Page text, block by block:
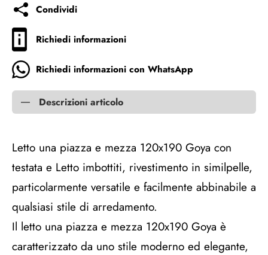
Condividi
Richiedi informazioni
Richiedi informazioni con WhatsApp
Descrizioni articolo
Letto una piazza e mezza 120x190 Goya con
testata e Letto imbottiti, rivestimento in similpelle,
particolarmente versatile e facilmente abbinabile a
qualsiasi stile di arredamento.
Il letto una piazza e mezza 120x190 Goya è
caratterizzato da uno stile moderno ed elegante,